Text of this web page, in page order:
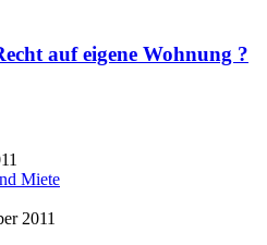
auf eigene Wohnung ?
Miete
2011